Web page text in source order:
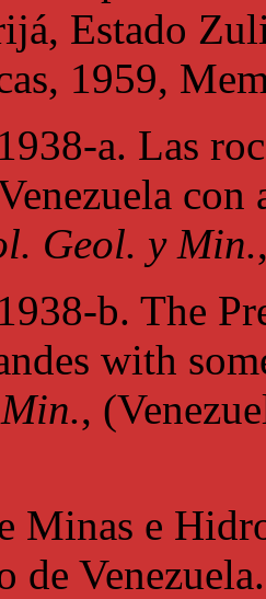
Estado
1959,
a. Las
Geol. y Min.
b. The
with
,
Minas e
de